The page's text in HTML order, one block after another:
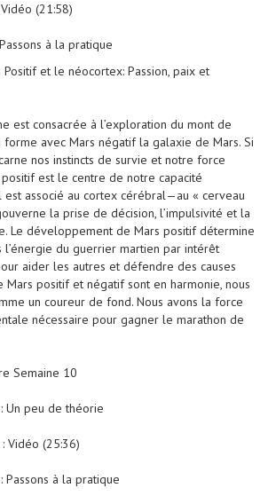
(21:58)
à la pratique
Positif et le néocortex: Passion, paix et
est consacrée à l’exploration du mont de
avec Mars négatif la galaxie de Mars. Si
nos instincts de survie et notre force
positif est le centre de notre capacité
associé au cortex cérébral—au « cerveau
la prise de décision, l’impulsivité et la
Le développement de Mars positif détermine
l’énergie du guerrier martien par intérêt
aider les autres et défendre des causes
Mars positif et négatif sont en harmonie, nous
un coureur de fond. Nous avons la force
nécessaire pour gagner le marathon de
Semaine 10
Un peu de théorie
Vidéo (25:36)
Passons à la pratique